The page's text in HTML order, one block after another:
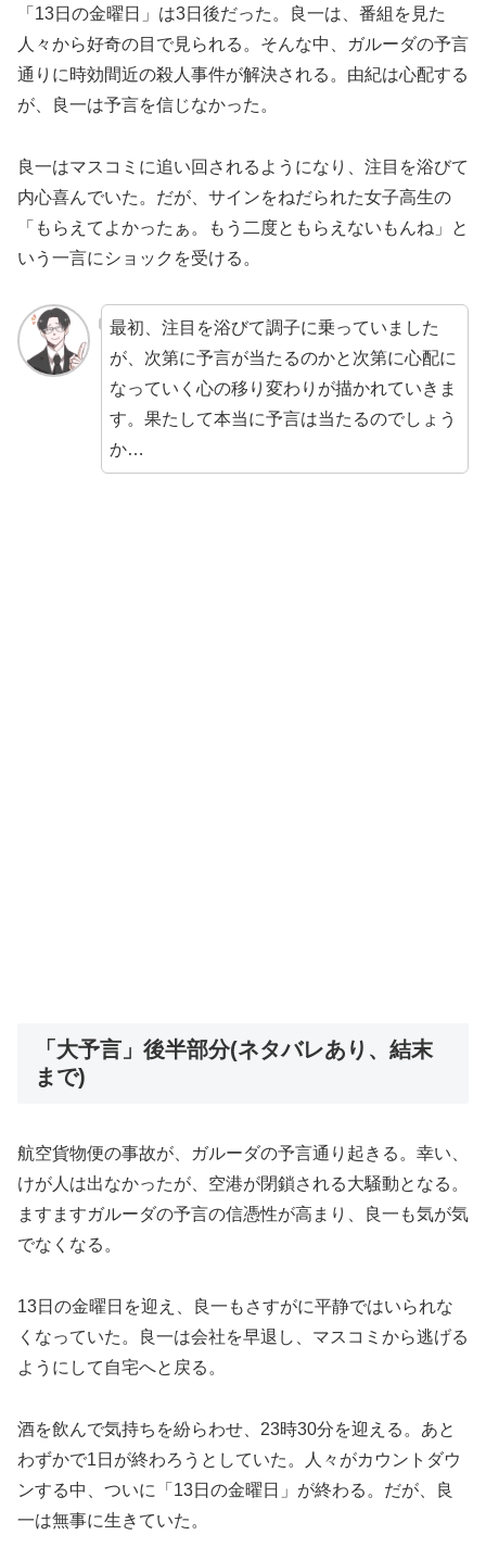
「13日の金曜日」は3日後だった。良一は、番組を見た
人々から好奇の目で見られる。そんな中、ガルーダの予言
通りに時効間近の殺人事件が解決される。由紀は心配する
が、良一は予言を信じなかった。
良一はマスコミに追い回されるようになり、注目を浴びて
内心喜んでいた。だが、サインをねだられた女子高生の
「もらえてよかったぁ。もう二度ともらえないもんね」と
いう一言にショックを受ける。
最初、注目を浴びて調子に乗っていました
が、次第に予言が当たるのかと次第に心配に
なっていく心の移り変わりが描かれていきま
す。果たして本当に予言は当たるのでしょう
か…
「大予言」後半部分(ネタバレあり、結末
まで)
航空貨物便の事故が、ガルーダの予言通り起きる。幸い、
けが人は出なかったが、空港が閉鎖される大騒動となる。
ますますガルーダの予言の信憑性が高まり、良一も気が気
でなくなる。
13日の金曜日を迎え、良一もさすがに平静ではいられな
くなっていた。良一は会社を早退し、マスコミから逃げる
ようにして自宅へと戻る。
酒を飲んで気持ちを紛らわせ、23時30分を迎える。あと
わずかで1日が終わろうとしていた。人々がカウントダウ
ンする中、ついに「13日の金曜日」が終わる。だが、良
一は無事に生きていた。